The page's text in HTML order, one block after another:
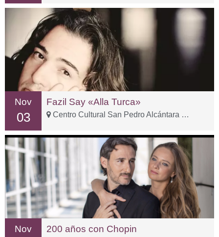
Nov
03
Fazil Say «Alla Turca»
Centro Cultural San Pedro Alcántara – C. Sp Tolox, 3
Nov 200 años con Chopin